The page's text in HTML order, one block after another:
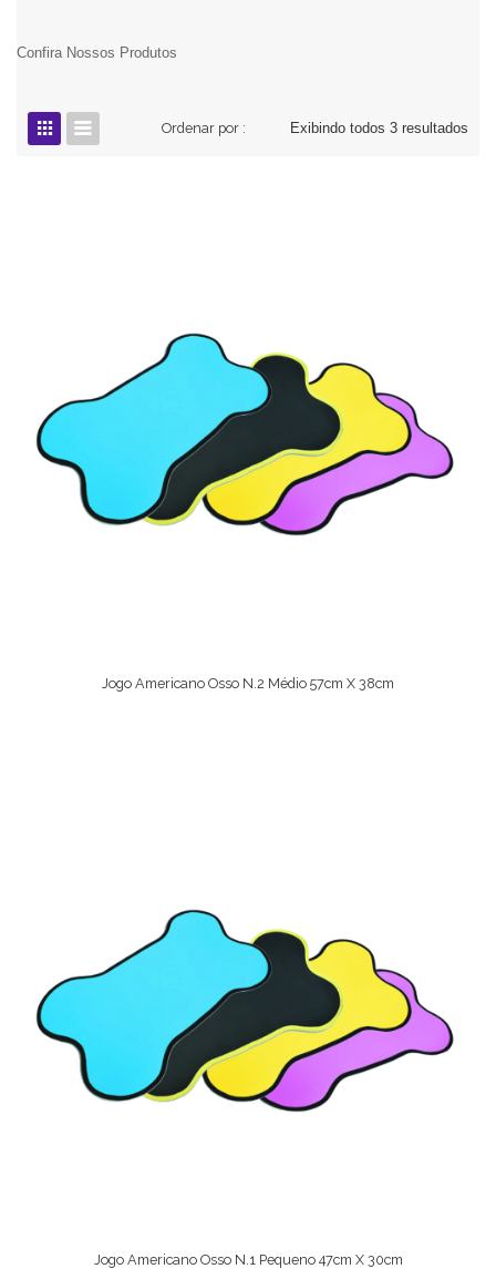
Confira Nossos Produtos
Exibindo todos 3 resultados
Ordenar por :
Jogo Americano Osso N.2 Médio 57cm X 38cm
Ver Opções
Jogo Americano Osso N.1 Pequeno 47cm X 30cm
Ver Opções